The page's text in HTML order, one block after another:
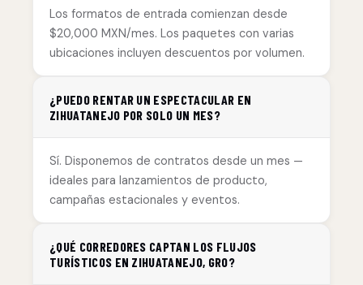
Los formatos de entrada comienzan desde
$20,000 MXN/mes. Los paquetes con varias
ubicaciones incluyen descuentos por volumen.
¿PUEDO RENTAR UN ESPECTACULAR EN
ZIHUATANEJO POR SOLO UN MES?
Sí. Disponemos de contratos desde un mes —
ideales para lanzamientos de producto,
campañas estacionales y eventos.
¿QUÉ CORREDORES CAPTAN LOS FLUJOS
TURÍSTICOS EN ZIHUATANEJO, GRO?